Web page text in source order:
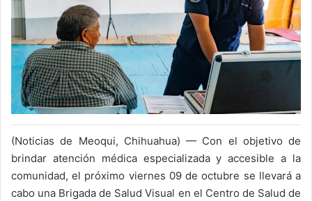
(Noticias de Meoqui, Chihuahua) — Con el objetivo de
brindar atención médica especializada y accesible a la
comunidad, el próximo viernes 09 de octubre se llevará a
cabo una Brigada de Salud Visual en el Centro de Salud de